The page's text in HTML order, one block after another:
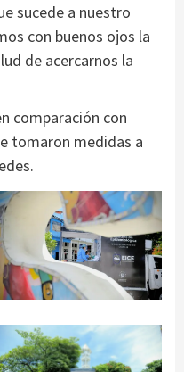
sucede a nuestro
con buenos ojos la
de acercarnos la
comparación con
tomaron medidas a